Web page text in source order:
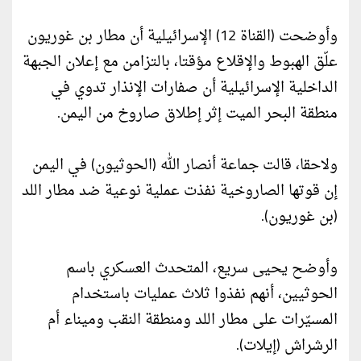
وأوضحت (القناة 12) الإسرائيلية أن مطار بن غوريون
علّق الهبوط والإقلاع مؤقتا، بالتزامن مع إعلان الجبهة
الداخلية الإسرائيلية أن صفارات الإنذار تدوي في
منطقة البحر الميت إثر إطلاق صاروخ من اليمن.
ولاحقا، قالت جماعة أنصار الله (الحوثيون) في اليمن
إن قوتها الصاروخية نفذت عملية نوعية ضد مطار اللد
(بن غوريون).
وأوضح يحيى سريع، المتحدث العسكري باسم
الحوثيين، أنهم نفذوا ثلاث عمليات باستخدام
المسيّرات على مطار اللد ومنطقة النقب وميناء أم
الرشراش (إيلات).